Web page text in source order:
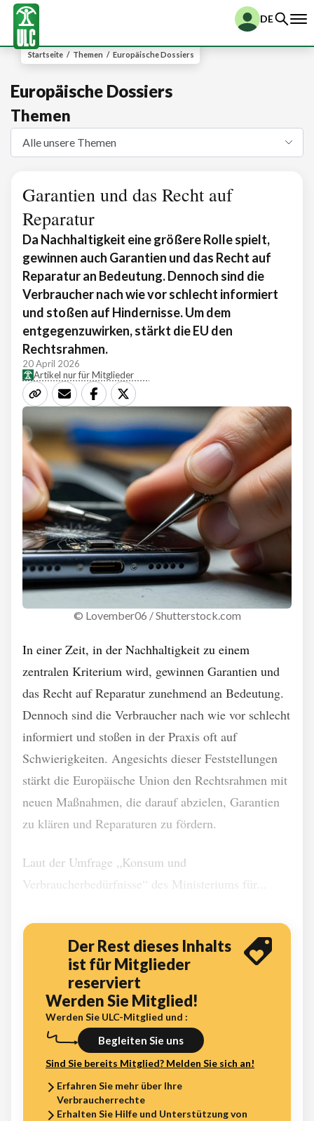
DE
Startseite / Themen / Europäische Dossiers
Europäische Dossiers
Themen
Garantien und das Recht auf
Reparatur
Da Nachhaltigkeit eine größere Rolle spielt,
gewinnen auch Garantien und das Recht auf
Reparatur an Bedeutung. Dennoch sind die
Verbraucher nach wie vor schlecht informiert
und stoßen auf Hindernisse. Um dem
entgegenzuwirken, stärkt die EU den
Rechtsrahmen.
20 April 2026
Artikel nur für Mitglieder
© Lovember06 / Shutterstock.com
In einer Zeit, in der Nachhaltigkeit zu einem
zentralen Kriterium wird, gewinnen Garantien und
das Recht auf Reparatur zunehmend an Bedeutung.
Dennoch sind die Verbraucher nach wie vor schlecht
informiert und stoßen in der Praxis oft auf
Schwierigkeiten. Angesichts dieser Feststellungen
stärkt die Europäische Union den Rechtsrahmen mit
neuen Maßnahmen, die darauf abzielen, Garantien
zu klären und Reparaturen zu fördern.
Laut der Umfrage „Konsum und
Verbraucherbedürfnisse“ des Ministeriums für...
Der Rest dieses Inhalts
ist für Mitglieder
reserviert
Werden Sie Mitglied!
Werden Sie ULC-Mitglied und :
Begleiten Sie uns
Sind Sie bereits Mitglied? Melden Sie sich an!
Erfahren Sie mehr über Ihre
Verbraucherrechte
Erhalten Sie Hilfe und Unterstützung von